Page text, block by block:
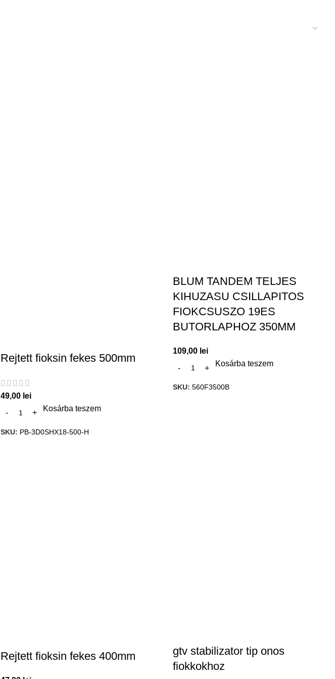
Rejtett fioksin fekes 500mm
49,00 lei
Kosárba teszem
SKU: PB-3D0SHX18-500-H
BLUM TANDEM TELJES
KIHUZASU CSILLAPITOS
FIOKCSUSZO 19ES
BUTORLAPHOZ 350MM
109,00 lei
Kosárba teszem
SKU: 560F3500B
Rejtett fioksin fekes 400mm
gtv stabilizator tip onos
fiokkokhoz